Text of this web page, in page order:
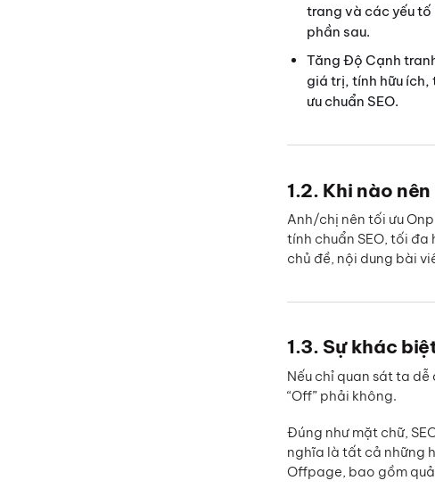
trang và các yếu
phần sau.
Tăng Độ Cạnh
giá trị, tính hữu
ưu chuẩn SEO.
1.2. Khi nào
Anh/chị nên tối ưu
tính chuẩn SEO, tối
chủ đề, nội dung bài
1.3. Sự khác
Nếu chỉ quan sát ta dễ
“Off” phải không.
Đúng như mặt chữ,
nghĩa là tất cả những
Offpage, bao gồm